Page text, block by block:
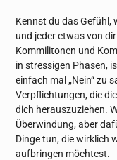
Kennst du das Gefühl,
und jeder etwas von
Kommilitonen und
in stressigen Phasen,
einfach mal „Nein“ zu
Verpflichtungen, die
dich herauszuziehen.
Überwindung, aber
Dinge tun, die wirklich
aufbringen möchtest.